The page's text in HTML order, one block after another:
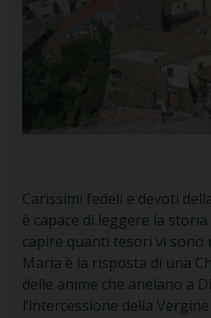
Carissimi fedeli e devoti
è capace di leggere la
capire quanti tesori vi sono
Maria è la risposta di una
delle anime che anelano a
l’intercessione della